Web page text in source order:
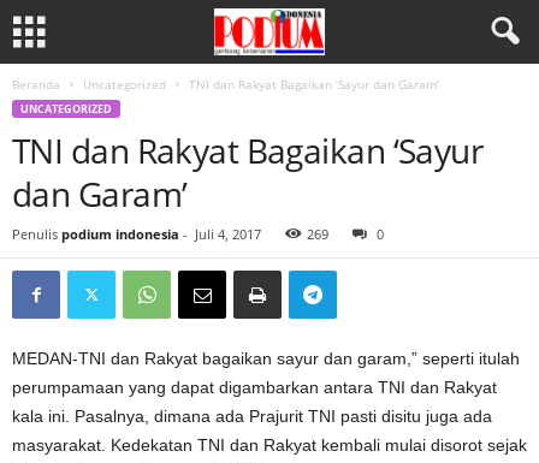
Beranda Uncategorized TNI dan Rakyat Bagaikan ‘Sayur dan Garam’
UNCATEGORIZED
TNI dan Rakyat Bagaikan ‘Sayur
dan Garam’
Penulis podium indonesia - Juli 4, 2017 269 0
MEDAN-TNI dan Rakyat bagaikan sayur dan garam,” seperti itulah
perumpamaan yang dapat digambarkan antara TNI dan Rakyat
kala ini. Pasalnya, dimana ada Prajurit TNI pasti disitu juga ada
masyarakat. Kedekatan TNI dan Rakyat kembali mulai disorot sejak